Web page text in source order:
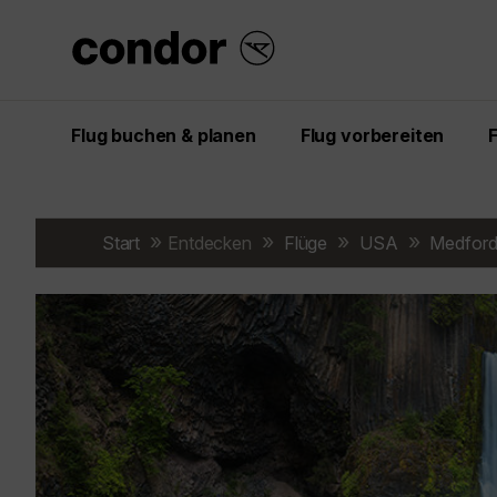
Flug buchen & planen Flug vorbereiten
Start Entdecken Flüge USA Medford